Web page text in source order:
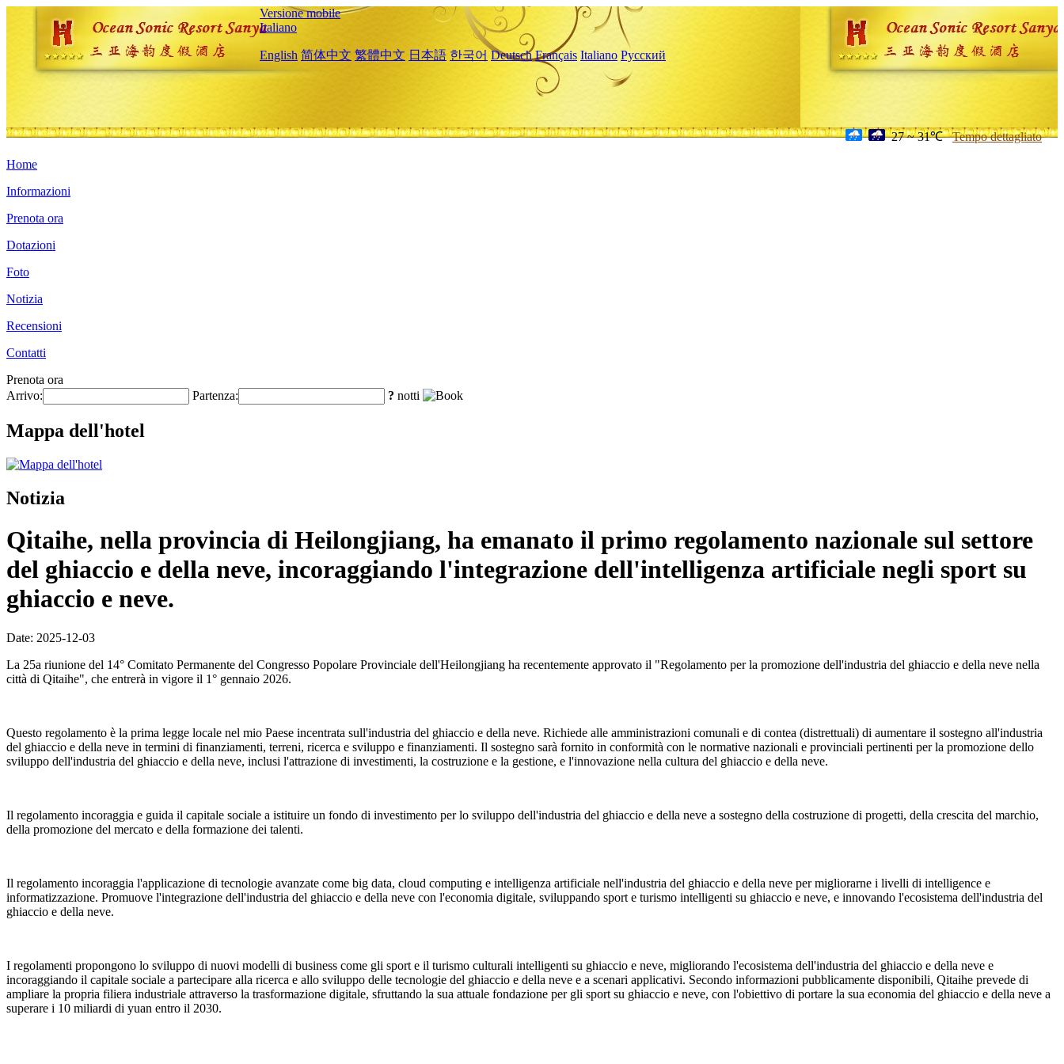
Versione mobile
Italiano
English 简体中文 繁體中文 日本語 한국어 Deutsch Français Italiano Русский
27 ~ 31℃ Tempo dettagliato
Home
Informazioni
Prenota ora
Dotazioni
Foto
Notizia
Recensioni
Contatti
Prenota ora
Arrivo:
Partenza: ? notti
Mappa dell'hotel
Notizia
Qitaihe, nella provincia di Heilongjiang, ha emanato il primo regolamento nazionale sul settore
del ghiaccio e della neve, incoraggiando l'integrazione dell'intelligenza artificiale negli sport su
ghiaccio e neve.
Date: 2025-12-03
La 25a riunione del 14° Comitato Permanente del Congresso Popolare Provinciale dell'Heilongjiang ha recentemente approvato il "Regolamento per la promozione dell'industria del ghiaccio e della neve nella
città di Qitaihe", che entrerà in vigore il 1° gennaio 2026.
Questo regolamento è la prima legge locale nel mio Paese incentrata sull'industria del ghiaccio e della neve. Richiede alle amministrazioni comunali e di contea (distrettuali) di aumentare il sostegno all'industria
del ghiaccio e della neve in termini di finanziamenti, terreni, ricerca e sviluppo e finanziamenti. Il sostegno sarà fornito in conformità con le normative nazionali e provinciali pertinenti per la promozione dello
sviluppo dell'industria del ghiaccio e della neve, inclusi l'attrazione di investimenti, la costruzione e la gestione, e l'innovazione nella cultura del ghiaccio e della neve.
Il regolamento incoraggia e guida il capitale sociale a istituire un fondo di investimento per lo sviluppo dell'industria del ghiaccio e della neve a sostegno della costruzione di progetti, della crescita del marchio,
della promozione del mercato e della formazione dei talenti.
Il regolamento incoraggia l'applicazione di tecnologie avanzate come big data, cloud computing e intelligenza artificiale nell'industria del ghiaccio e della neve per migliorarne i livelli di intelligence e
informatizzazione. Promuove l'integrazione dell'industria del ghiaccio e della neve con l'economia digitale, sviluppando sport e turismo intelligenti su ghiaccio e neve, e innovando l'ecosistema dell'industria del
ghiaccio e della neve.
I regolamenti propongono lo sviluppo di nuovi modelli di business come gli sport e il turismo culturali intelligenti su ghiaccio e neve, migliorando l'ecosistema dell'industria del ghiaccio e della neve e
incoraggiando il capitale sociale a partecipare alla ricerca e allo sviluppo delle tecnologie del ghiaccio e della neve e a scenari applicativi. Secondo informazioni pubblicamente disponibili, Qitaihe prevede di
ampliare la propria filiera industriale attraverso la trasformazione digitale, sfruttando la sua attuale fondazione per gli sport su ghiaccio e neve, con l'obiettivo di portare la sua economia del ghiaccio e della neve a
superare i 10 miliardi di yuan entro il 2030.